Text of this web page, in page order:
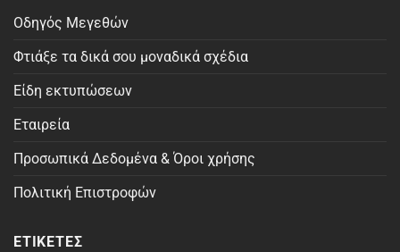
Οδηγός Μεγεθών
Φτιάξε τα δικά σου μοναδικά σχέδια
Είδη εκτυπώσεων
Εταιρεία
Προσωπικά Δεδομένα & Όροι χρήσης
Πολιτική Επιστροφών
ΕΤΙΚΈΤΕΣ